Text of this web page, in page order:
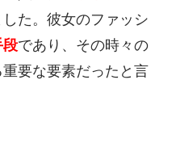
た。彼女のファッシ
段であり、その時々の
要な要素だったと言